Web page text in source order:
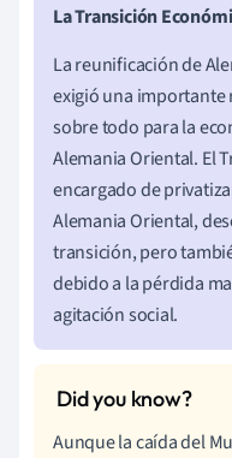
La Transición
La reunificación de
exigió una
sobre todo para la
Alemania Oriental. El
encargado de
Alemania Oriental,
transición, pero
debido a la pérdida
agitación social.
Aunque la caída del